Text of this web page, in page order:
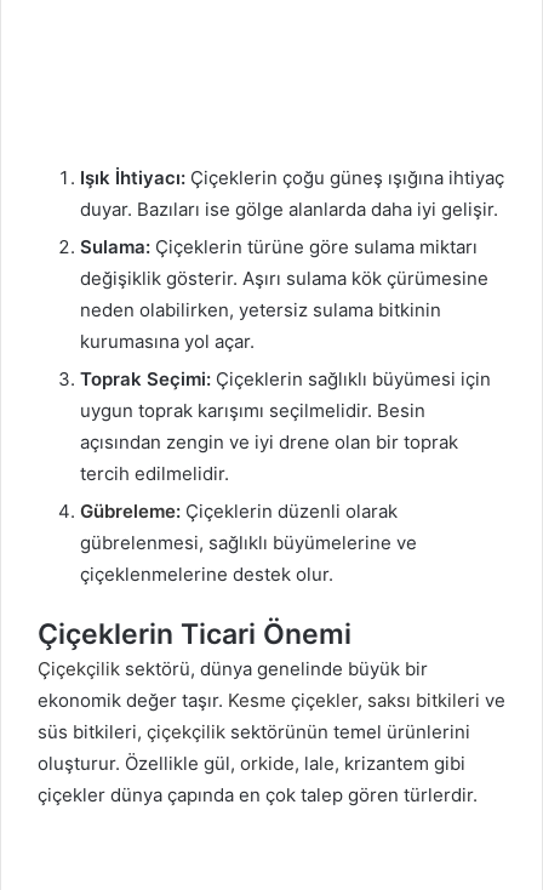
Işık İhtiyacı: Çiçeklerin çoğu güneş ışığına ihtiyaç
duyar. Bazıları ise gölge alanlarda daha iyi gelişir.
Sulama: Çiçeklerin türüne göre sulama miktarı
değişiklik gösterir. Aşırı sulama kök çürümesine
neden olabilirken, yetersiz sulama bitkinin
kurumasına yol açar.
Toprak Seçimi: Çiçeklerin sağlıklı büyümesi için
uygun toprak karışımı seçilmelidir. Besin
açısından zengin ve iyi drene olan bir toprak
tercih edilmelidir.
Gübreleme: Çiçeklerin düzenli olarak
gübrelenmesi, sağlıklı büyümelerine ve
çiçeklenmelerine destek olur.
Çiçeklerin Ticari Önemi
Çiçekçilik sektörü, dünya genelinde büyük bir
ekonomik değer taşır. Kesme çiçekler, saksı bitkileri ve
süs bitkileri, çiçekçilik sektörünün temel ürünlerini
oluşturur. Özellikle gül, orkide, lale, krizantem gibi
çiçekler dünya çapında en çok talep gören türlerdir.